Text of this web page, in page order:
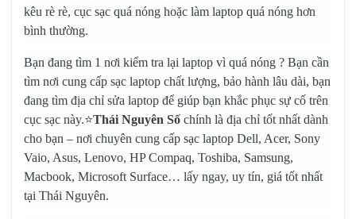
kêu rè rè, cục sạc quá nóng hoặc làm laptop quá nóng hơn
bình thường.
Bạn đang tìm 1 nơi kiểm tra lại laptop vì quá nóng ? Bạn cần
tìm nơi cung cấp sạc laptop chất lượng, bảo hành lâu dài, bạn
đang tìm địa chỉ sửa laptop để giúp bạn khắc phục sự cố trên
cục sạc này.⭐Thái Nguyên Số chính là địa chỉ tốt nhất dành
cho bạn – nơi chuyên cung cấp sạc laptop Dell, Acer, Sony
Vaio, Asus, Lenovo, HP Compaq, Toshiba, Samsung,
Macbook, Microsoft Surface… lấy ngay, uy tín, giá tốt nhất
tại Thái Nguyên.